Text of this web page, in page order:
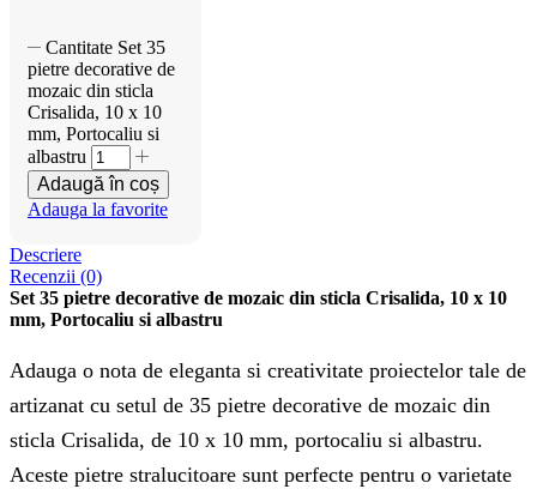
Cantitate Set 35
pietre decorative de
mozaic din sticla
Crisalida, 10 x 10
mm, Portocaliu si
albastru
Adaugă în coș
Adauga la favorite
Descriere
Recenzii (0)
Set 35 pietre decorative de mozaic din sticla Crisalida, 10 x 10
mm, Portocaliu si albastru
Adauga o nota de eleganta si creativitate proiectelor tale de
artizanat cu setul de 35 pietre decorative de mozaic din
sticla Crisalida, de 10 x 10 mm, portocaliu si albastru.
Aceste pietre stralucitoare sunt perfecte pentru o varietate